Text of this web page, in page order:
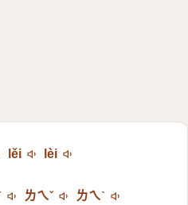
lěi lèi
ㄌㄟˇ ㄌㄟˋ